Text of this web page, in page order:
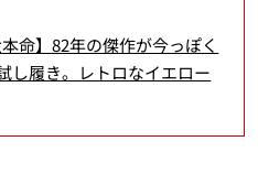
命】82年の傑作が今っぽく
し履き。レトロなイエロー